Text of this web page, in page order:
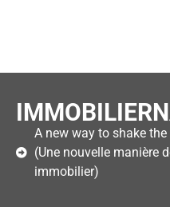
A new way to shake
(Une nouvelle manière
immobilier)